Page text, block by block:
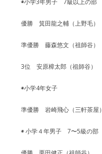
優勝 箕田龍之輔（上野毛）
準優勝 藤森悠文（祖師谷）
3位 安原樟太郎（祖師谷）
◉小学4年女子
準優勝 岩崎飛心（三軒茶屋）
◉ 小学４年男子 7〜5級の部